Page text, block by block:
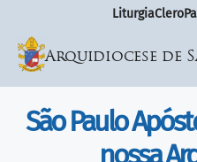
LiturgiaClero
Arquidiocese de
São Paulo
nossa